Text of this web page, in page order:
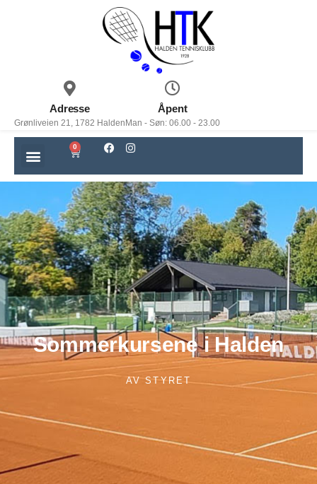
Adresse
Grønliveien 21, 1782 Halden
Åpent
Man - Søn: 06.00 - 23.00
0
Sommerkursene i Halden
AV STYRET